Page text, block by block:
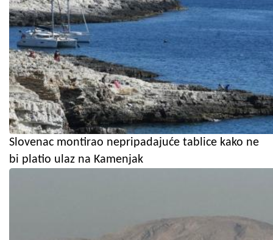
Slovenac montirao nepripadajuće tablice kako ne
bi platio ulaz na Kamenjak